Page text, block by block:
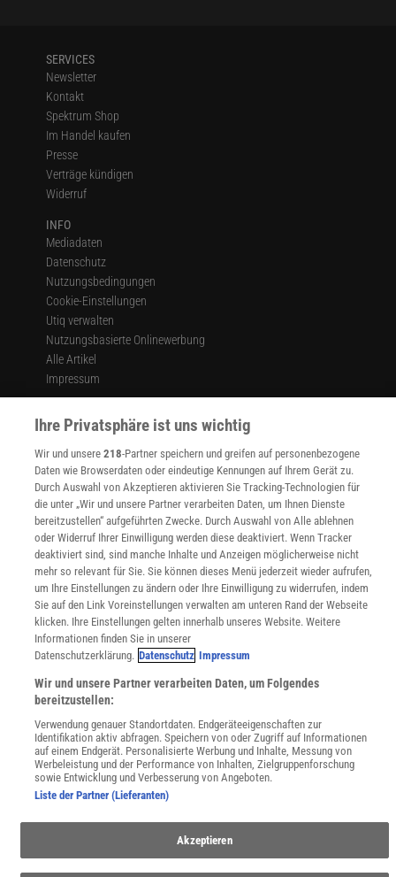
SERVICES
Newsletter
Kontakt
Spektrum Shop
Im Handel kaufen
Presse
Verträge kündigen
Widerruf
INFO
Mediadaten
Datenschutz
Nutzungsbedingungen
Cookie-Einstellungen
Utiq verwalten
Nutzungsbasierte Onlinewerbung
Alle Artikel
Impressum
Angebote für Schulen
Angebote für Institutionen
Sprachen lernen mit Gymglish
Lexika
Für Spektrum schreiben
Zugänglichkeitserklärung
WEBSEITEN
KielSCN
Wissenschaft in die Schulen
SciLogs
Uns finden Sie auch hier:
Ihre Privatsphäre ist uns wichtig
Wir und unsere218-Partner speichern und greifen auf personenbezogene
Daten wie Browserdaten oder eindeutige Kennungen auf Ihrem Gerät zu.
Durch Auswahl von Akzeptieren aktivieren Sie Tracking-Technologien für
die unter „Wir und unsere Partner verarbeiten Daten, um Ihnen Dienste
bereitzustellen“ aufgeführten Zwecke. Durch Auswahl von Alle ablehnen
oder Widerruf Ihrer Einwilligung werden diese deaktiviert. Wenn Tracker
deaktiviert sind, sind manche Inhalte und Anzeigen möglicherweise nicht
mehr so relevant für Sie. Sie können dieses Menü jederzeit wieder aufrufen,
um Ihre Einstellungen zu ändern oder Ihre Einwilligung zu widerrufen, indem
Sie auf den Link Voreinstellungen verwalten am unteren Rand der Webseite
klicken. Ihre Einstellungen gelten innerhalb unseres Website. Weitere
Informationen finden Sie in unserer
Datenschutzerklärung. Datenschutz Impressum
Wir und unsere Partner verarbeiten Daten, um Folgendes
bereitzustellen:
Verwendung genauer Standortdaten. Endgeräteeigenschaften zur
Identifikation aktiv abfragen. Speichern von oder Zugriff auf Informationen
auf einem Endgerät. Personalisierte Werbung und Inhalte, Messung von
Werbeleistung und der Performance von Inhalten, Zielgruppenforschung
sowie Entwicklung und Verbesserung von Angeboten.
Liste der Partner (Lieferanten)
Akzeptieren